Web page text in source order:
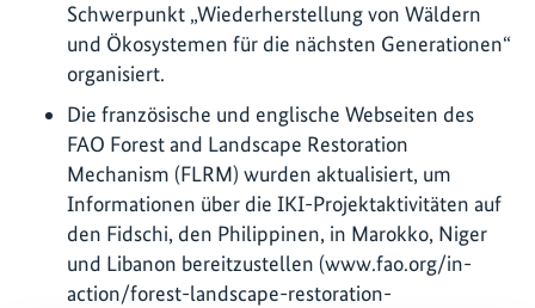
Schwerpunkt „Wiederherstellung von Wäldern
und Ökosystemen für die nächsten Generationen“
organisiert.
Die französische und englische Webseiten des
FAO Forest and Landscape Restoration
Mechanism (FLRM) wurden aktualisiert, um
Informationen über die IKI-Projektaktivitäten auf
den Fidschi, den Philippinen, in Marokko, Niger
und Libanon bereitzustellen (www.fao.org/in-
action/forest-landscape-restoration-